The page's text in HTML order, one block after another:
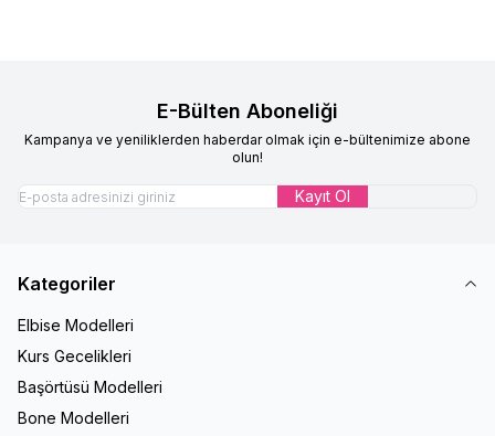
E-Bülten Aboneliği
Kampanya ve yeniliklerden haberdar olmak için e-bültenimize abone
olun!
Kayıt Ol
Kategoriler
Elbise Modelleri
Kurs Gecelikleri
Başörtüsü Modelleri
Bone Modelleri